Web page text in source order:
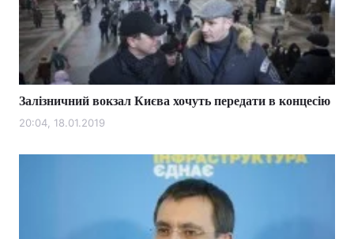
Залізничний вокзал Києва хочуть передати в концесію
20:04, 18.01.2019